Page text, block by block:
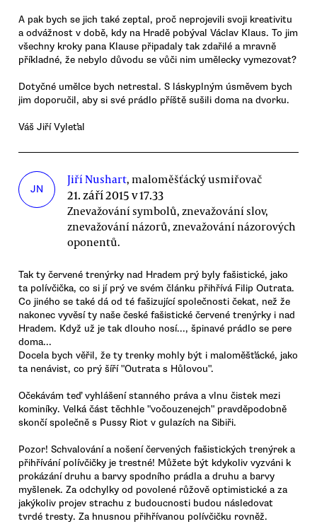
A pak bych se jich také zeptal, proč neprojevili svoji kreativitu
a odvážnost v době, kdy na Hradě pobýval Václav Klaus. To jim
všechny kroky pana Klause připadaly tak zdařilé a mravně
příkladné, že nebylo důvodu se vůči nim umělecky vymezovat?
Dotyčné umělce bych netrestal. S láskyplným úsměvem bych
jim doporučil, aby si své prádlo příště sušili doma na dvorku.
Váš Jiří Vyleťal
JN
Jiří Nushart, maloměšťácký usmiřovač
21. září 2015 v 17.33
Znevažování symbolů, znevažování slov,
znevažování názorů, znevažování názorových
oponentů.
Tak ty červené trenýrky nad Hradem prý byly fašistické, jako
ta polívčička, co si jí prý ve svém článku přihřívá Filip Outrata.
Co jiného se také dá od té fašizující společnosti čekat, než že
nakonec vyvěsí ty naše české fašistické červené trenýrky i nad
Hradem. Když už je tak dlouho nosí..., špinavé prádlo se pere
doma...
Docela bych věřil, že ty trenky mohly být i maloměšťácké, jako
ta nenávist, co prý šíří "Outrata s Hůlovou".
Očekávám teď vyhlášení stanného práva a vlnu čistek mezi
kominíky. Velká část těchhle "vočouzenejch" pravděpodobně
skončí společně s Pussy Riot v gulazích na Sibiři.
Pozor! Schvalování a nošení červených fašistických trenýrek a
přihřívání polívčičky je trestné! Můžete být kdykoliv vyzváni k
prokázání druhu a barvy spodního prádla a druhu a barvy
myšlenek. Za odchylky od povolené růžově optimistické a za
jakýkoliv projev strachu z budoucnosti budou následovat
tvrdé tresty. Za hnusnou přihřívanou polívčičku rovněž.